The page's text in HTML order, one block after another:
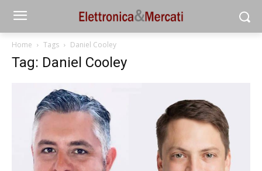
Home Tags Daniel Cooley
Tag: Daniel Cooley